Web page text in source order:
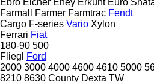
Farmall
Farmer Farmtrac Fendt
Cargo F-series Vario Xylon
Ferrari Fiat
180-90 500
Fliegl
Ford
2000 3000 4000 4600 4610 5000
8210 8630 County Dexta TW